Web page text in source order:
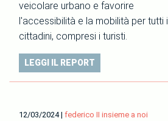
veicolare urbano e favorire
l'accessibilità e la mobilità per tutti i
cittadini, compresi i turisti.
LEGGI IL REPORT
12/03/2024| federico II insieme a noi